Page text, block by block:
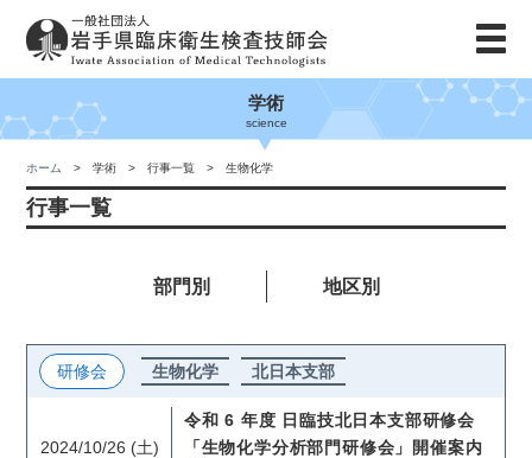
学術
science
ホーム 学術 行事一覧 生物化学
行事一覧
部門別 地区別
研修会 生物化学 北日本支部
2024/10/26 (土)
令和 6 年度 日臨技北日本支部研修会
「生物化学分析部門研修会」開催案内